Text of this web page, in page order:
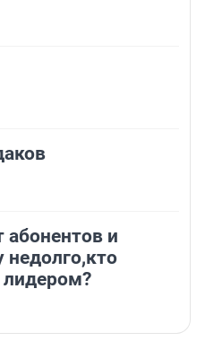
абонентов и
недолго,кто